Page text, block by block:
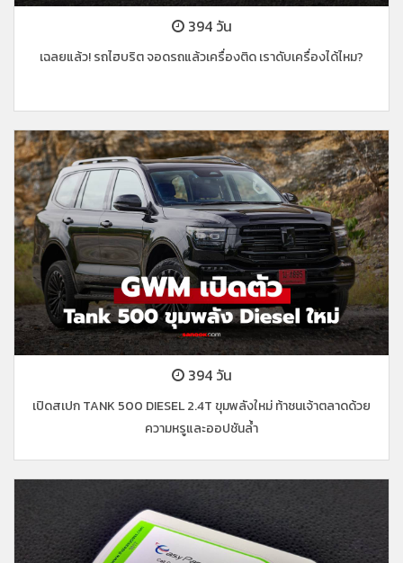
394 วัน
เฉลยแล้ว! รถไฮบริต จอดรถแล้วเครื่องติด เราดับเครื่องได้ไหม?
394 วัน
เปิดสเปก TANK 500 DIESEL 2.4T ขุมพลังใหม่ ท้าชนเจ้าตลาดด้วย
ความหรูและออปชันล้ำ